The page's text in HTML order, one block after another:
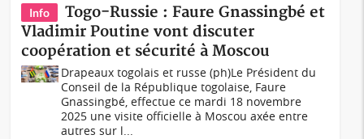
Info
Togo-Russie : Faure Gnassingbé et
Vladimir Poutine vont discuter
coopération et sécurité à Moscou
Drapeaux togolais et russe (ph)Le Président du
Conseil de la République togolaise, Faure
Gnassingbé, effectue ce mardi 18 novembre
2025 une visite officielle à Moscou axée entre
autres sur l...